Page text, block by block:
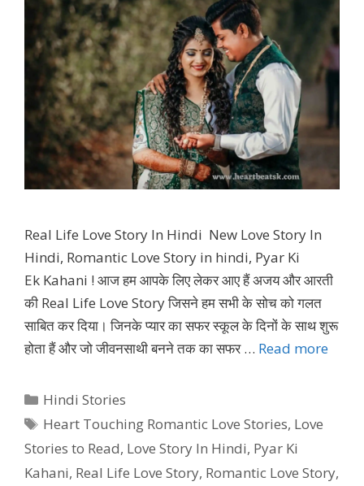
Real Life Love Story In Hindi New Love Story In
Hindi, Romantic Love Story in hindi, Pyar Ki
Ek Kahani ! आज हम आपके लिए लेकर आए हैं अजय और आरती
की Real Life Love Story जिसने हम सभी के सोच को गलत
साबित कर दिया। जिनके प्यार का सफर स्कूल के दिनों के साथ शुरू
होता हैं और जो जीवनसाथी बनने तक का सफर … Read more
Categories
Hindi Stories
Tags
Heart Touching Romantic Love Stories, Love
Stories to Read, Love Story In Hindi, Pyar Ki
Kahani, Real Life Love Story, Romantic Love Story,